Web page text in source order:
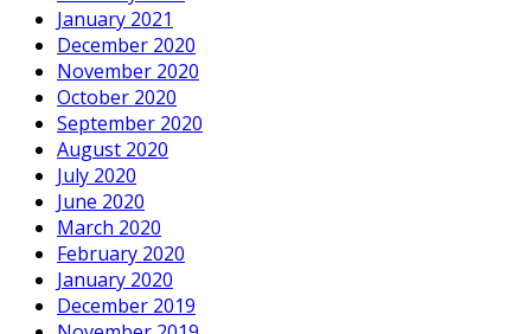
January 2021
December 2020
November 2020
October 2020
September 2020
August 2020
July 2020
June 2020
March 2020
February 2020
January 2020
December 2019